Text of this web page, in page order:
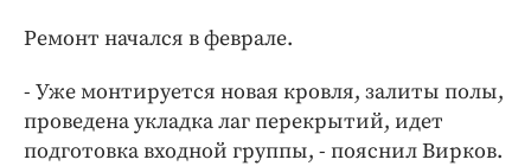
Бренд года
Ремонт начался в феврале.
- Уже монтируется новая кровля, залиты полы,
проведена укладка лаг перекрытий, идет
подготовка входной группы, - пояснил Вирков.